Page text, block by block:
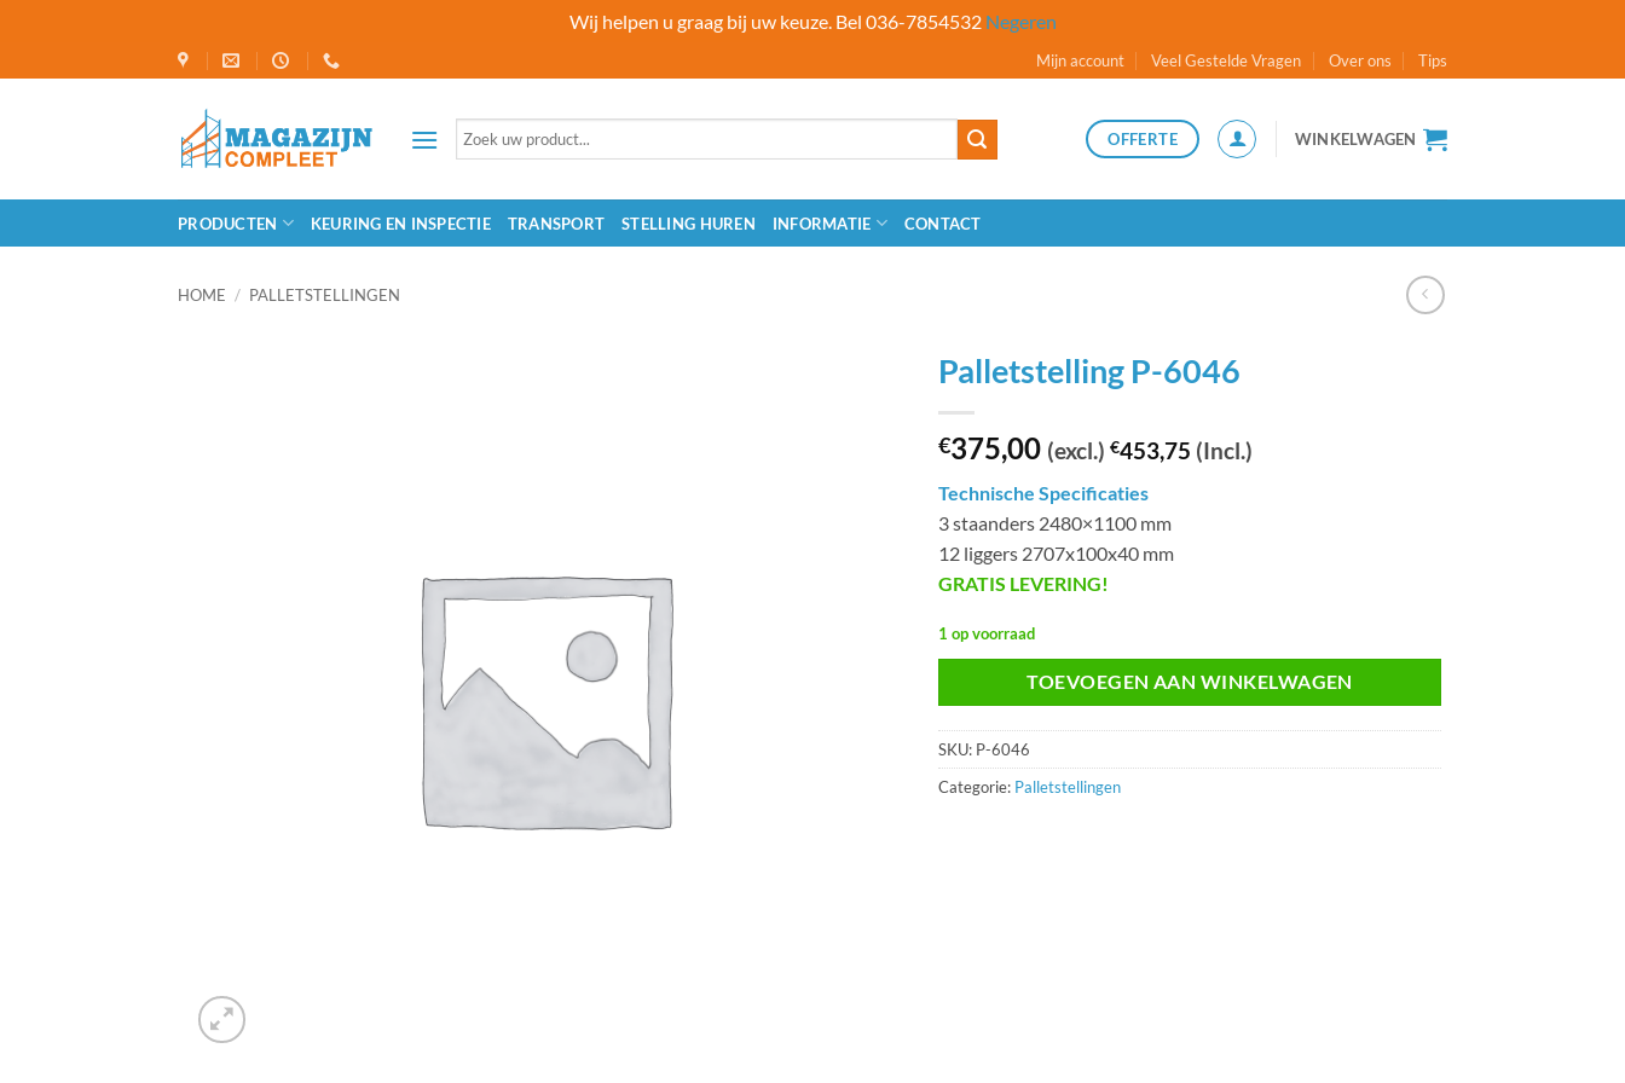
Wij helpen u graag bij uw keuze. Bel 036-7854532 Negeren
naar
Mijn account Veel Gestelde Vragen Over ons Tips
Zoeken
OFFERTE WINKELWAGEN
PRODUCTEN KEURING EN INSPECTIE TRANSPORT STELLING HUREN INFORMATIE CONTACT
HOME / PALLETSTELLINGEN
Palletstelling P-6046
€375,00 (excl.)€453,75 (Incl.)
Technische Specificaties
3 staanders 2480×1100 mm
12 liggers 2707x100x40 mm
GRATIS LEVERING!
1 op voorraad
TOEVOEGEN AAN WINKELWAGEN
SKU: P-6046
Categorie: Palletstellingen